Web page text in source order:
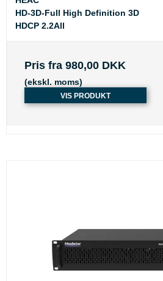
HD-3D-Full High Definition 3D
HDCP 2.2All
Pris fra 980,00 DKK
(ekskl. moms)
VIS PRODUKT